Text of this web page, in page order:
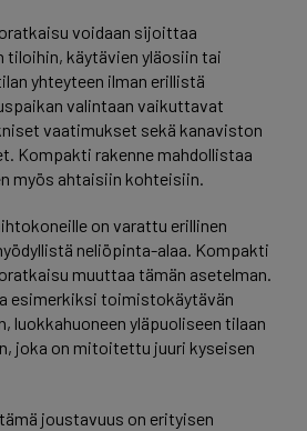
voidaan sijoittaa
käytävien yläosiin tai
yhteyteen ilman erillistä
valintaan vaikuttavat
vaatimukset sekä kanaviston
Kompakti rakenne mahdollistaa
myös ahtaisiin kohteisiin.
on varattu erillinen
neliöpinta-alaa. Kompakti
muuttaa tämän asetelman.
esimerkiksi toimistokäytävän
luokkahuoneen yläpuoliseen tilaan
joka on mitoitettu juuri kyseisen
joustavuus on erityisen